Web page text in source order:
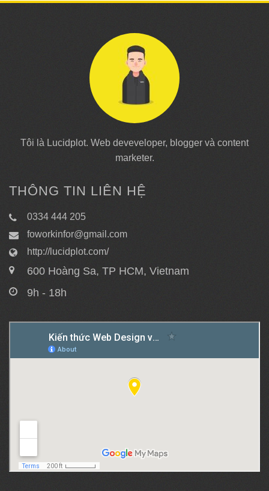
Tôi là Lucidplot. Web deveveloper, blogger và content
marketer.
THÔNG TIN LIÊN HỆ
0334 444 205
foworkinfor@gmail.com
http://lucidplot.com/
600 Hoàng Sa, TP HCM, Vietnam
9h - 18h